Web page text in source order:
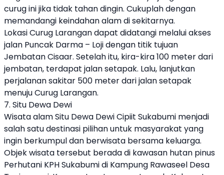
curug ini jika tidak tahan dingin. Cukuplah dengan
memandangi keindahan alam di sekitarnya.
Lokasi Curug Larangan dapat didatangi melalui akses
jalan Puncak Darma – Loji dengan titik tujuan
Jembatan Cisaar. Setelah itu, kira-kira 100 meter dari
jembatan, terdapat jalan setapak. Lalu, lanjutkan
perjalanan sakitar 500 meter dari jalan setapak
menuju Curug Larangan.
7. Situ Dewa Dewi
Wisata alam Situ Dewa Dewi Cipiit Sukabumi menjadi
salah satu destinasi pilihan untuk masyarakat yang
ingin berkumpul dan berwisata bersama keluarga.
Objek wisata tersebut berada di kawasan hutan pinus
Perhutani KPH Sukabumi di Kampung Rawaseel Desa